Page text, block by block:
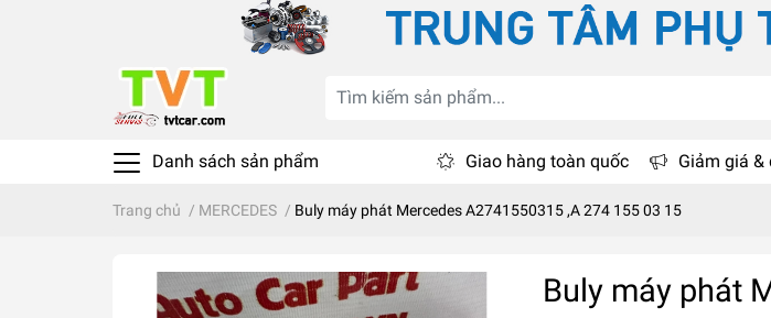
Danh sách sản phẩm Giao hàng toàn quốc Giảm giá &
Trang chủ / MERCEDES / Buly máy phát Mercedes A2741550315 ,A 274 155 03 15
Buly máy phát